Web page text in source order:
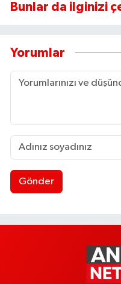
Bunlar da ilginizi
Yorumlar
Gönder